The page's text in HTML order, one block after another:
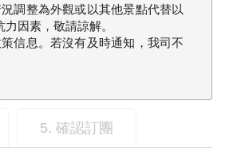
調整為外觀或以其他景點代替以
因素，敬請諒解。
信息。若沒有及時通知，我司不
5. 確認訂團